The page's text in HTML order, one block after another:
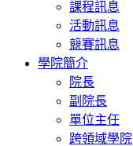
課程訊息
活動訊息
競賽訊息
學院簡介
院長
副院長
單位主任
跨領域學院